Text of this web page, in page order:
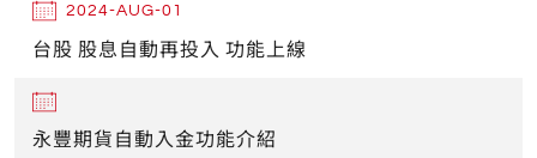
2024-AUG-01
台股 股息自動再投入 功能上線
永豐期貨自動入金功能介紹